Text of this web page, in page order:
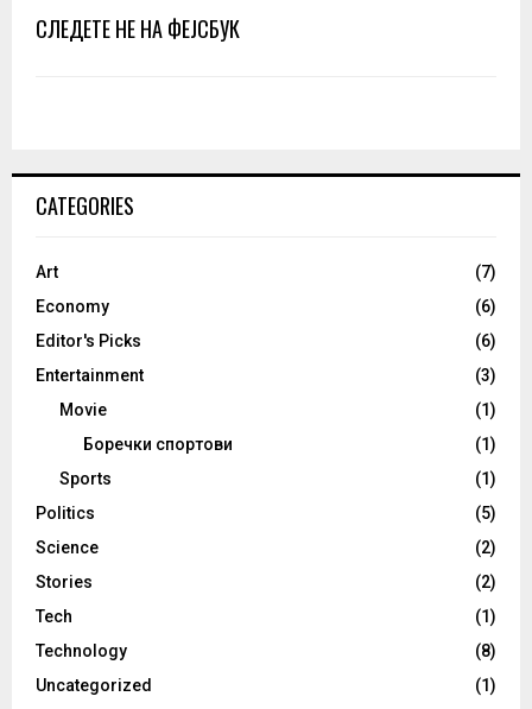
СЛЕДЕТЕ НЕ НА ФЕЈСБУК
CATEGORIES
Art
(7)
Economy
(6)
Editor's Picks
(6)
Entertainment
(3)
Movie
(1)
Боречки спортови
(1)
Sports
(1)
Politics
(5)
Science
(2)
Stories
(2)
Tech
(1)
Technology
(8)
Uncategorized
(1)